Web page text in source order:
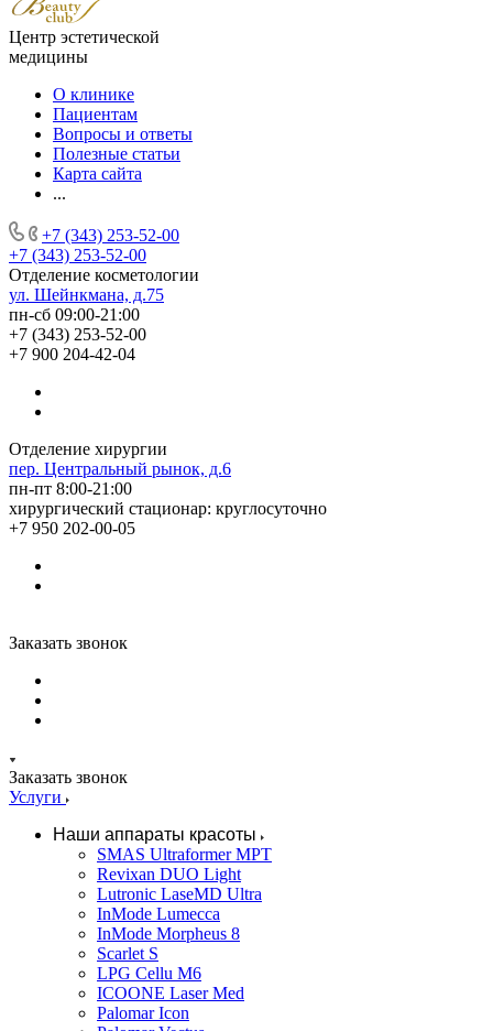
Центр эстетической
медицины
О клинике
Пациентам
Вопросы и ответы
Полезные статьи
Карта сайта
...
+7 (343) 253-52-00
+7 (343) 253-52-00
Отделение косметологии
ул. Шейнкмана, д.75
пн-сб 09:00-21:00
+7 (343) 253-52-00
+7 900 204-42-04
Отделение хирургии
пер. Центральный рынок, д.6
пн-пт 8:00-21:00
хирургический стационар: круглосуточно
+7 950 202-00-05
Заказать звонок
Заказать звонок
Услуги
Наши аппараты красоты
SMAS Ultraformer MPT
Revixan DUO Light
Lutronic LaseMD Ultra
InMode Lumecca
InMode Morpheus 8
Scarlet S
LPG Cellu M6
ICOONE Laser Med
Palomar Icon